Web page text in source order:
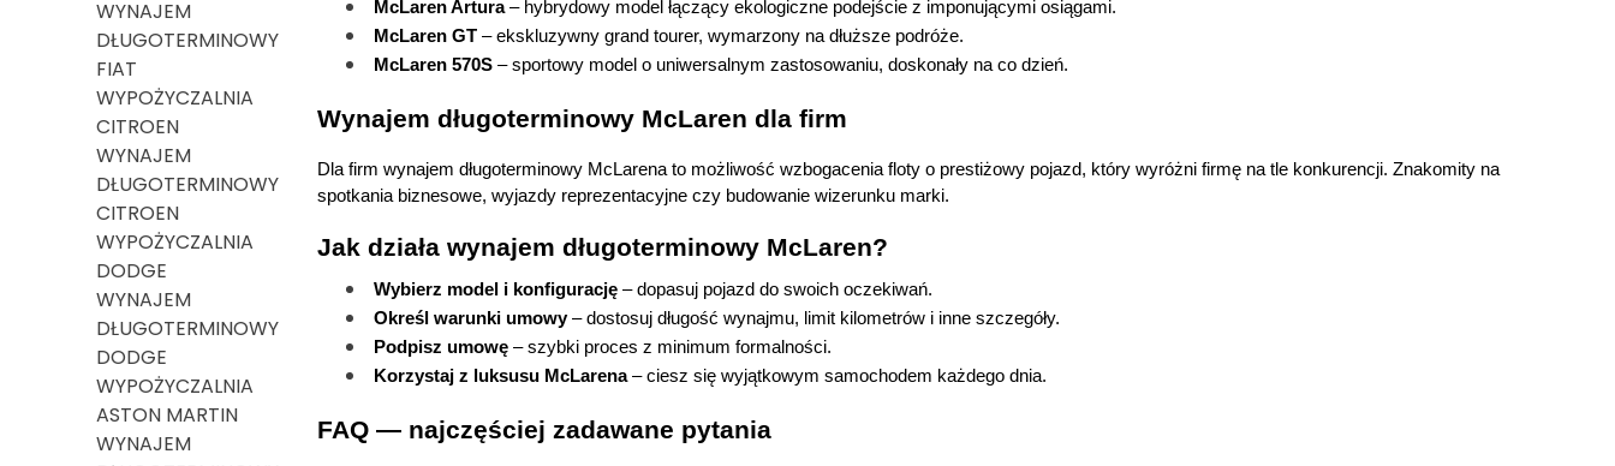
WYNAJEM
DŁUGOTERMINOWY
FIAT
WYPOŻYCZALNIA
CITROEN
WYNAJEM
DŁUGOTERMINOWY
CITROEN
WYPOŻYCZALNIA
DODGE
WYNAJEM
DŁUGOTERMINOWY
DODGE
WYPOŻYCZALNIA
ASTON MARTIN
WYNAJEM
McLaren Artura – hybrydowy model łączący ekologiczne podejście z imponującymi osiągami.
McLaren GT – ekskluzywny grand tourer, wymarzony na dłuższe podróże.
McLaren 570S – sportowy model o uniwersalnym zastosowaniu, doskonały na co dzień.
Wynajem długoterminowy McLaren dla firm
Dla firm wynajem długoterminowy McLarena to możliwość wzbogacenia floty o prestiżowy pojazd, który wyróżni firmę na tle konkurencji. Znakomity na
spotkania biznesowe, wyjazdy reprezentacyjne czy budowanie wizerunku marki.
Jak działa wynajem długoterminowy McLaren?
Wybierz model i konfigurację – dopasuj pojazd do swoich oczekiwań.
Określ warunki umowy – dostosuj długość wynajmu, limit kilometrów i inne szczegóły.
Podpisz umowę – szybki proces z minimum formalności.
Korzystaj z luksusu McLarena – ciesz się wyjątkowym samochodem każdego dnia.
FAQ — najczęściej zadawane pytania